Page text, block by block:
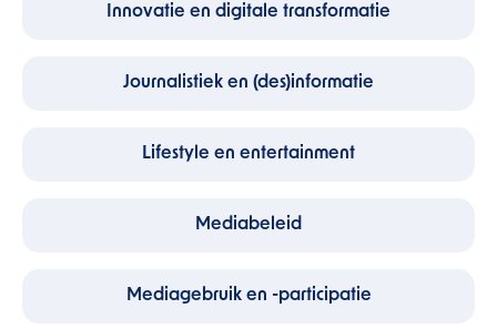
Innovatie en digitale transformatie
Journalistiek en (des)informatie
Lifestyle en entertainment
Mediabeleid
Mediagebruik en -participatie